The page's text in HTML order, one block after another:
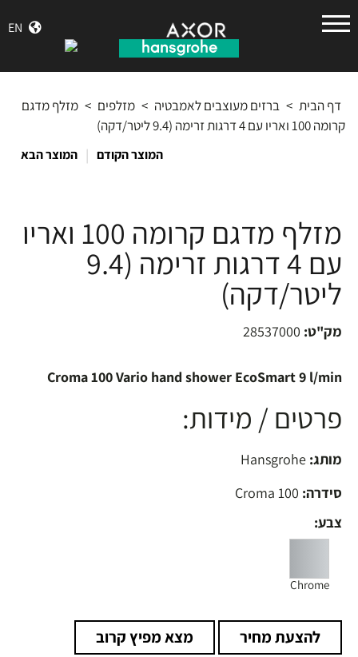
EN
גרואה
דף הבית > ברזים מעוצבים לאמבטיה > מזלפים > מזלף מדגם
קרומה 100 ואריו עם 4 דרגות זרימה (9.4 ליטר/דקה)
המוצר הקודם | המוצר הבא
מזלף מדגם קרומה 100 ואריו
עם 4 דרגות זרימה (9.4
ליטר/דקה)
מק"ט: 28537000
Croma 100 Vario hand shower EcoSmart 9 l/min
פרטים / מידות:
מותג:
סידרה:
צבע:
Chrome
להצעת מחיר מצא מפיץ קרוב